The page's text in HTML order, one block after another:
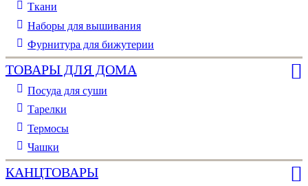
Ткани
Наборы для вышивания
Фурнитура для бижутерии
ТОВАРЫ ДЛЯ ДОМА
Посуда для суши
Тарелки
Термосы
Чашки
КАНЦТОВАРЫ